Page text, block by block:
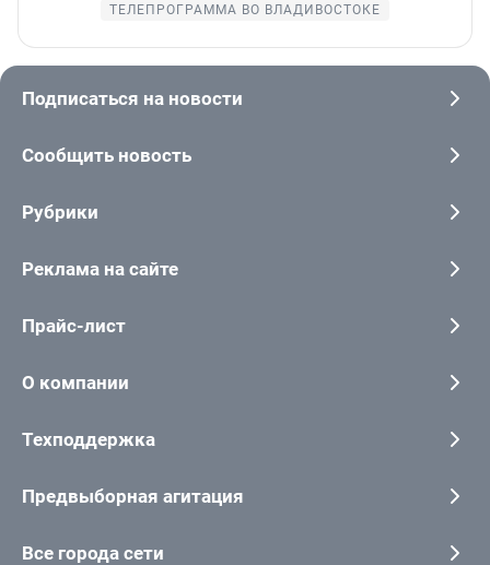
ТЕЛЕПРОГРАММА ВО ВЛАДИВОСТОКЕ
Подписаться на новости
Сообщить новость
Рубрики
Реклама на сайте
Прайс-лист
О компании
Техподдержка
Предвыборная агитация
Все города сети